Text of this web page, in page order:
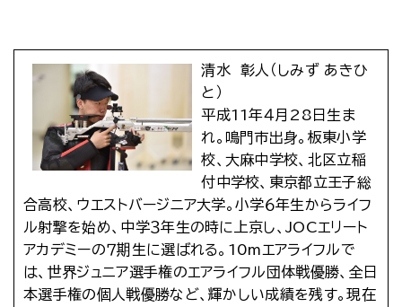
清水 彰人（しみず あきひ
と）
平成11年４月28日生ま
れ。鳴門市出身。板東小学
校、大麻中学校、北区立稲
付中学校、東京都立王子総
合高校、ウエストバージニア大学。小学６年生からライフ
ル射撃を始め、中学３年生の時に上京し、JOCエリート
アカデミーの７期生に選ばれる。10mエアライフルで
は、世界ジュニア選手権のエアライフル団体戦優勝、全日
本選手権の個人戦優勝など、輝かしい成績を残す。現在